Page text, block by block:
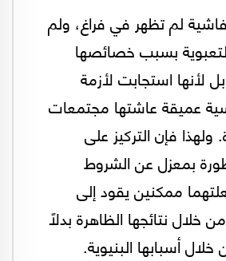
لم تظهر في فراغ، ولم
بسبب خصائصها
لأنها استجابت لأزمة
عميقة عاشتها مجتمعات
فإن التركيز على
بمعزل عن الشروط
ممكنين يقود إلى
خلال نتائجها الظاهرة بدلاً
أسبابها البنيوية.